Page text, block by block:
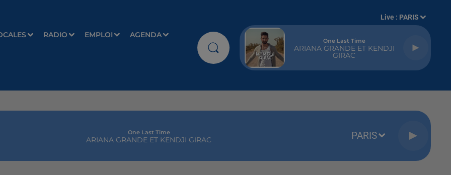
RADIO EMPLOI AGENDA
Live : PARIS
One Last Time
ARIANA GRANDE ET KENDJI
GIRAC
One Last Time
ARIANA GRANDE ET KENDJI GIRAC PARIS